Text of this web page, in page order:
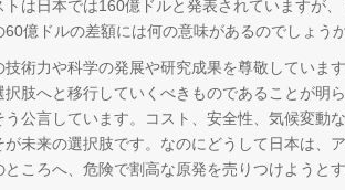
トは日本では160億ドルと発表されていますが
億ドルの差額には何の意味があるのでしょう
技術力や科学の発展や研究成果を尊敬していま
肢へと移行していくべきものであることが明
公言しています。コスト、安全性、気候変動
未来の選択肢です。なのにどうして日本は、
ころへ、危険で割高な原発を売りつけようと